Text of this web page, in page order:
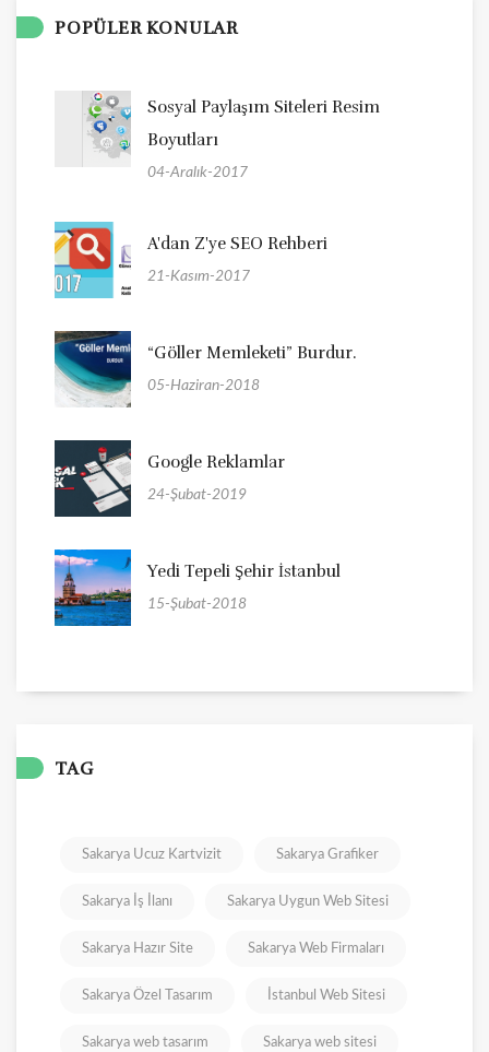
POPÜLER KONULAR
Sosyal Paylaşım Siteleri Resim
Boyutları
04-Aralık-2017
A'dan Z'ye SEO Rehberi
21-Kasım-2017
“Göller Memleketi” Burdur.
05-Haziran-2018
Google Reklamlar
24-Şubat-2019
Yedi Tepeli Şehir İstanbul
15-Şubat-2018
TAG
Sakarya Ucuz Kartvizit Sakarya Grafiker
Sakarya İş İlanı Sakarya Uygun Web Sitesi
Sakarya Hazır Site Sakarya Web Firmaları
Sakarya Özel Tasarım İstanbul Web Sitesi
Sakarya web tasarım Sakarya web sitesi